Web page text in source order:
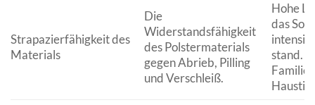
Strapazierfähigkeit des
Materials
Die
Widerstandsfähigkeit
des Polstermaterials
gegen Abrieb, Pilling
und Verschleiß.
Hohe
das
stand.